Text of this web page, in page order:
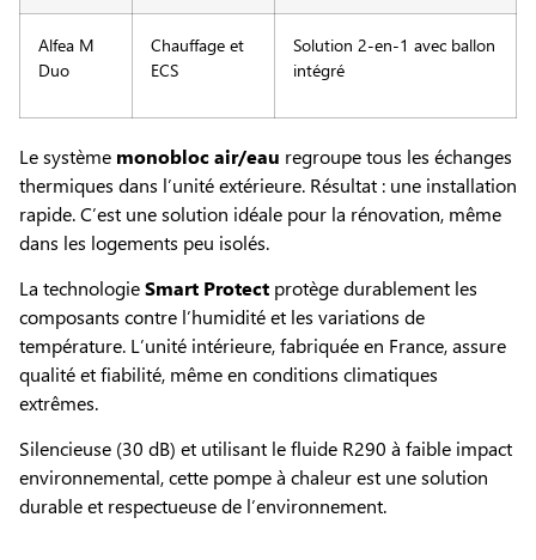
Alfea M
Duo
Chauffage et
ECS
Solution 2-en-1 avec ballon
intégré
Le système monobloc air/eau regroupe tous les échanges
thermiques dans l’unité extérieure. Résultat : une installation
rapide. C’est une solution idéale pour la rénovation, même
dans les logements peu isolés.
La technologieSmart Protect protège durablement les
composants contre l’humidité et les variations de
température. L’unité intérieure, fabriquée en France, assure
qualité et fiabilité, même en conditions climatiques
extrêmes.
Silencieuse (30 dB) et utilisant le fluide R290 à faible impact
environnemental, cette pompe à chaleur est une solution
durable et respectueuse de l’environnement.